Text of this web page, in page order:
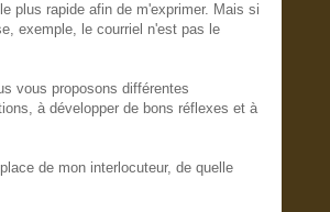
plus rapide afin de m'exprimer. Mais si
exemple, le courriel n'est pas le
vous proposons différentes
à développer de bons réflexes et à
de mon interlocuteur, de quelle